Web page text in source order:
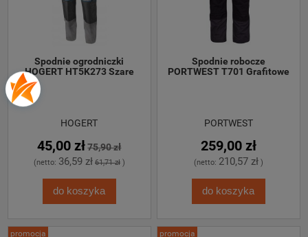
Spodnie ogrodniczki
HOGERT HT5K273 Szare
HOGERT
45,00 zł 75,90 zł
(netto: 36,59 zł 61,71 zł)
do koszyka
PORTWEST T701 Grafitowe
PORTWEST
259,00 zł
(netto: 210,57 zł)
do koszyka
promocja promocja